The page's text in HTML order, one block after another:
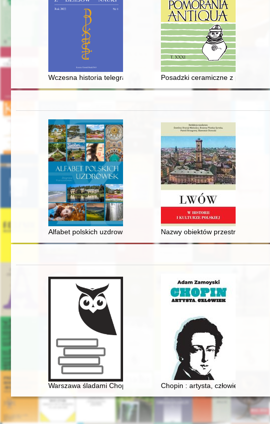
Wczesna historia telegrafii drukowanej = The early history of printing
Posadzki ceramiczne z
Alfabet polskich uzdrowisk Nazwy obiektów przestrzeni
Warszawa śladami Chopina. SpacerownikChopin : artysta, człowiek